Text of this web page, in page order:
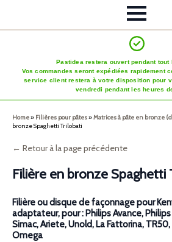
Pastidea restera ouvert pendant tout
Vos commandes seront expédiées rapidement
service client restera à votre disposition pour
vendredi pendant les heures
Home» Filières pour pâtes»Matrices à pâte en bronze
bronze Spaghetti Trilobati
← Retour à la page précédente
Filière en bronze Spaghetti
Filière ou disque de façonnage pour
adaptateur, pour : Philips Avance,
Simac, Ariete, Unold, La Fattorina,
Omega